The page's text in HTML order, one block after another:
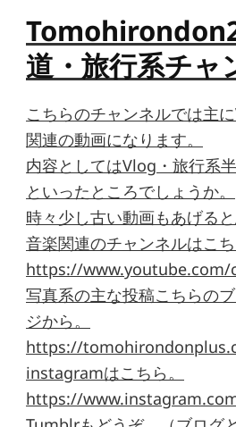
道・旅行系チャ
こちらのチャンネルでは主
関連の動画になります。
内容としてはVlog・旅行系
といったところでしょうか。
時々少し古い動画もあげると
音楽関連のチャンネルはこち
https://www.youtube.com/
写真系の主な投稿こちらの
ジから。
https://
instagramはこちら。
https://